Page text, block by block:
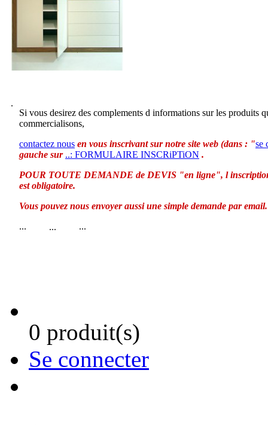
.
Si vous desirez des complements d informations sur les produits
commercialisons,
contactez nous en vous inscrivant sur notre site web (dans : "se
gauche sur ..: FORMULAIRE INSCRiPTiON .
POUR TOUTE DEMANDE de DEVIS "en ligne", l
est obligatoire.
Vous pouvez nous envoyer aussi une simple demande par email.
...
... ...
0 produit(s)
Se connecter